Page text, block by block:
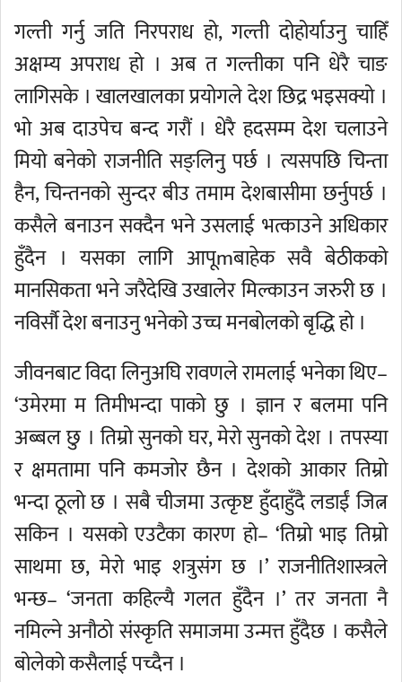
गल्ती गर्नु जति निरपराध हो, गल्ती दोहोर्याउनु चाहिँ
अक्षम्य अपराध हो । अब त गल्तीका पनि धेरै चाङ
लागिसके । खालखालका प्रयोगले देश छिद्र भइसक्यो ।
भो अब दाउपेच बन्द गरौं । धेरै हदसम्म देश चलाउने
मियो बनेको राजनीति सङ्लिनु पर्छ । त्यसपछि चिन्ता
हैन, चिन्तनको सुन्दर बीउ तमाम देशबासीमा छर्नुपर्छ ।
कसैले बनाउन सक्दैन भने उसलाई भत्काउने अधिकार
हुँदैन । यसका लागि आपूmबाहेक सवै बेठीकको
मानसिकता भने जरैदेखि उखालेर मिल्काउन जरुरी छ ।
नविर्सौ देश बनाउनु भनेको उच्च मनबोलको बृद्धि हो ।
जीवनबाट विदा लिनुअघि रावणले रामलाई भनेका थिए–
‘उमेरमा म तिमीभन्दा पाको छु । ज्ञान र बलमा पनि
अब्बल छु । तिम्रो सुनको घर, मेरो सुनको देश । तपस्या
र क्षमतामा पनि कमजोर छैन । देशको आकार तिम्रो
भन्दा ठूलो छ । सबै चीजमा उत्कृष्ट हुँदाहुँदै लडाईं जित्न
सकिन । यसको एउटैका कारण हो– ‘तिम्रो भाइ तिम्रो
साथमा छ, मेरो भाइ शत्रुसंग छ ।’ राजनीतिशास्त्रले
भन्छ– ‘जनता कहिल्यै गलत हुँदैन ।’ तर जनता नै
नमिल्ने अनौठो संस्कृति समाजमा उन्मत्त हुँदैछ । कसैले
बोलेको कसैलाई पच्दैन ।